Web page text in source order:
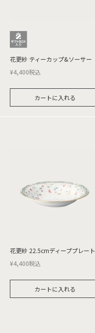
花更紗 ティーカップ&ソーサー
¥4,400税込
カートに入れる
花更紗 22.5cmディーププレート
¥4,400税込
カートに入れる